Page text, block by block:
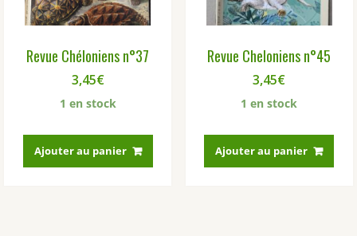
Revue Chéloniens n°37
3,45€
1 en stock
Ajouter au panier
Revue Cheloniens n°45
3,45€
1 en stock
Ajouter au panier